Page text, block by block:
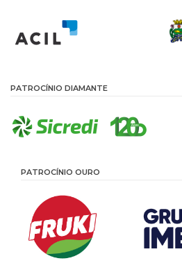
PATROCÍNIO DIAMANTE
PATROCÍNIO OURO